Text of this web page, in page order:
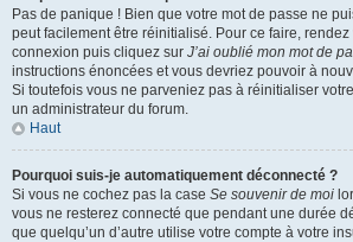
Pas de panique ! Bien que votre mot de passe ne
peut facilement être réinitialisé. Pour ce faire,
connexion puis cliquez sur J’ai oublié mon mot de
instructions énoncées et vous devriez pouvoir à
Si toutefois vous ne parveniez pas à réinitialiser
un administrateur du forum.
Haut
Pourquoi suis-je automatiquement déconnecté ?
Si vous ne cochez pas la case Se souvenir de moi
vous ne resterez connecté que pendant une durée
que quelqu’un d’autre utilise votre compte à votre